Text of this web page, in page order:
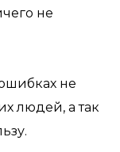
не
не
людей, а так